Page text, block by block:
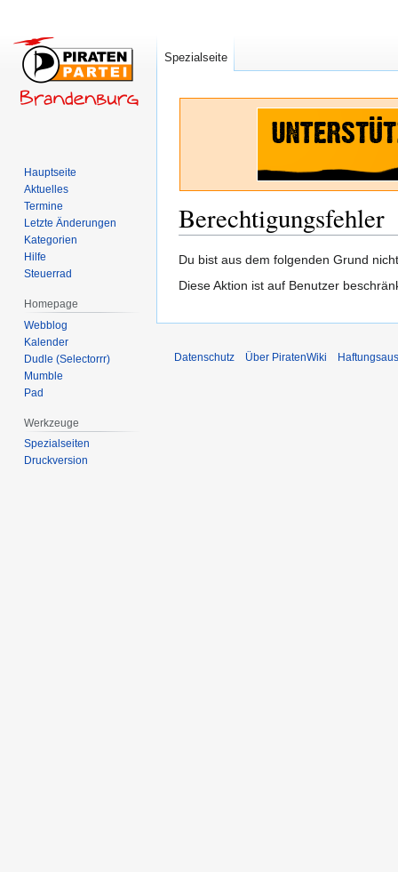
Berechtigungsfehler
Zur
Navigation
Zur
Suche
Du bist aus dem folgenden Grund
Diese Aktion ist auf Benutzer
Spezialseite
Hauptseite
Aktuelles
Termine
Letzte Änderungen
Kategorien
Hilfe
Steuerrad
Homepage
Webblog
Kalender
Dudle (Selectorrr)
Mumble
Pad
Werkzeuge
Spezialseiten
Druckversion
Datenschutz Über PiratenWiki